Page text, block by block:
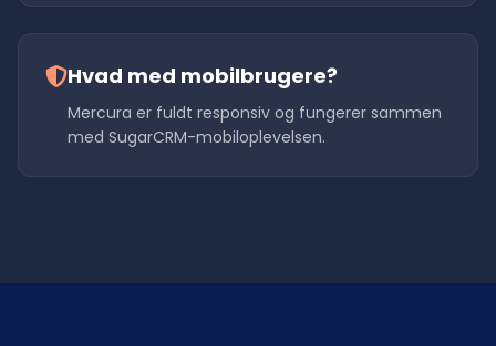
Hvad med mobilbrugere?
Mercura er fuldt responsiv og fungerer sammen
med SugarCRM-mobiloplevelsen.